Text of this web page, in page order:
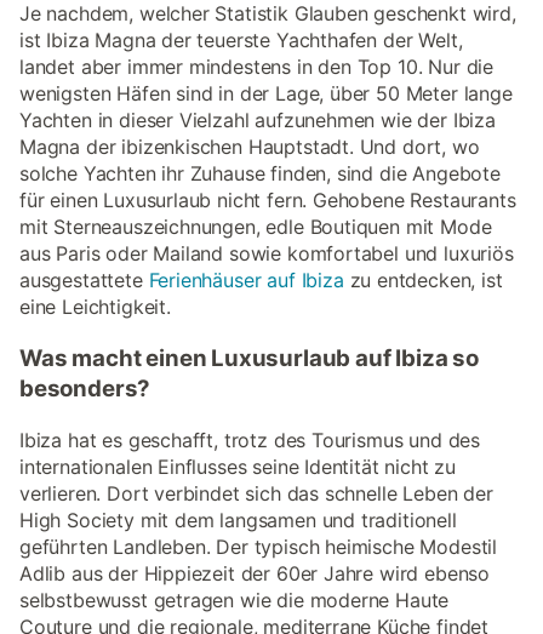
Je nachdem, welcher Statistik Glauben geschenkt wird,
ist Ibiza Magna der teuerste Yachthafen der Welt,
landet aber immer mindestens in den Top 10. Nur die
wenigsten Häfen sind in der Lage, über 50 Meter lange
Yachten in dieser Vielzahl aufzunehmen wie der Ibiza
Magna der ibizenkischen Hauptstadt. Und dort, wo
solche Yachten ihr Zuhause finden, sind die Angebote
für einen Luxusurlaub nicht fern. Gehobene Restaurants
mit Sterneauszeichnungen, edle Boutiquen mit Mode
aus Paris oder Mailand sowie komfortabel und luxuriös
ausgestattete Ferienhäuser auf Ibiza zu entdecken, ist
eine Leichtigkeit.
Was macht einen Luxusurlaub auf Ibiza so
besonders?
Ibiza hat es geschafft, trotz des Tourismus und des
internationalen Einflusses seine Identität nicht zu
verlieren. Dort verbindet sich das schnelle Leben der
High Society mit dem langsamen und traditionell
geführten Landleben. Der typisch heimische Modestil
Adlib aus der Hippiezeit der 60er Jahre wird ebenso
selbstbewusst getragen wie die moderne Haute
Couture und die regionale, mediterrane Küche findet